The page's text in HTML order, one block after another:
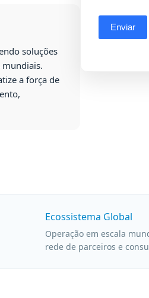
soluções
mundiais.
a força de
Ecossistema Global
Operação em escala
rede de parceiros e